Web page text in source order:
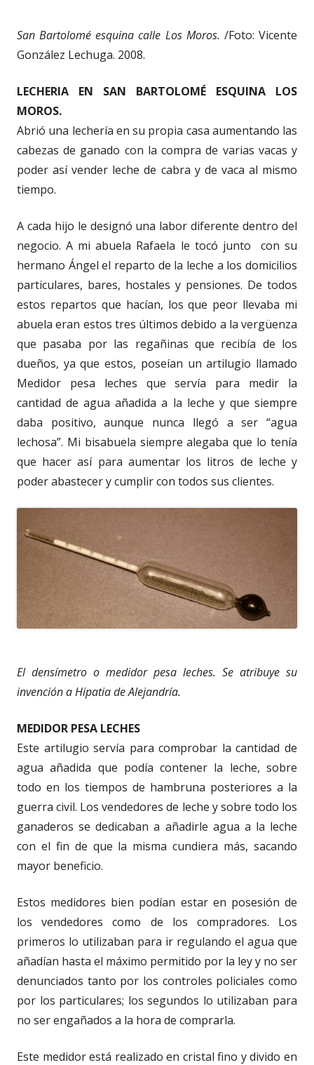
San Bartolomé esquina calle Los Moros. /Foto: Vicente
González Lechuga. 2008.
LECHERIA EN SAN BARTOLOMÉ ESQUINA LOS
MOROS.
Abrió una lechería en su propia casa aumentando las
cabezas de ganado con la compra de varias vacas y
poder así vender leche de cabra y de vaca al mismo
tiempo.
A cada hijo le designó una labor diferente dentro del
negocio. A mi abuela Rafaela le tocó junto con su
hermano Ángel el reparto de la leche a los domicilios
particulares, bares, hostales y pensiones. De todos
estos repartos que hacían, los que peor llevaba mi
abuela eran estos tres últimos debido a la vergüenza
que pasaba por las regañinas que recibía de los
dueños, ya que estos, poseían un artilugio llamado
Medidor pesa leches que servía para medir la
cantidad de agua añadida a la leche y que siempre
daba positivo, aunque nunca llegó a ser “agua
lechosa”. Mi bisabuela siempre alegaba que lo tenía
que hacer así para aumentar los litros de leche y
poder abastecer y cumplir con todos sus clientes.
El densímetro o medidor pesa leches. Se atribuye su
invención a Hipatia de Alejandría.
MEDIDOR PESA LECHES
Este artilugio servía para comprobar la cantidad de
agua añadida que podía contener la leche, sobre
todo en los tiempos de hambruna posteriores a la
guerra civil. Los vendedores de leche y sobre todo los
ganaderos se dedicaban a añadirle agua a la leche
con el fin de que la misma cundiera más, sacando
mayor beneficio.
Estos medidores bien podían estar en posesión de
los vendedores como de los compradores. Los
primeros lo utilizaban para ir regulando el agua que
añadían hasta el máximo permitido por la ley y no ser
denunciados tanto por los controles policiales como
por los particulares; los segundos lo utilizaban para
no ser engañados a la hora de comprarla.
Este medidor está realizado en cristal fino y divido en